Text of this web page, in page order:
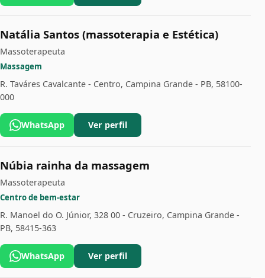
Natália Santos (massoterapia e Estética)
Massoterapeuta
Massagem
R. Taváres Cavalcante - Centro, Campina Grande - PB, 58100-
000
WhatsApp Ver perfil
Núbia rainha da massagem
Massoterapeuta
Centro de bem-estar
R. Manoel do O. Júnior, 328 00 - Cruzeiro, Campina Grande -
PB, 58415-363
WhatsApp Ver perfil